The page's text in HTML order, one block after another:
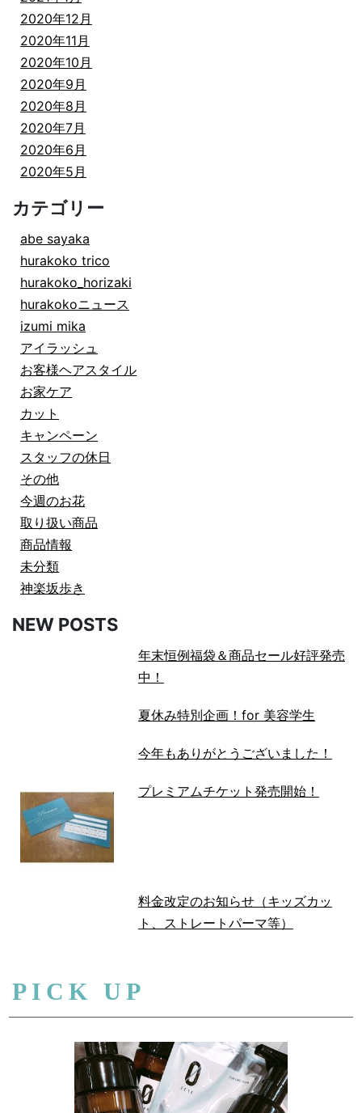
2020年12月
2020年11月
2020年10月
2020年9月
2020年8月
2020年7月
2020年6月
2020年5月
カテゴリー
abe sayaka
hurakoko trico
hurakoko_horizaki
hurakokoニュース
izumi mika
アイラッシュ
お客様ヘアスタイル
お家ケア
カット
キャンペーン
スタッフの休日
その他
今週のお花
取り扱い商品
商品情報
未分類
神楽坂歩き
NEW POSTS
年末恒例福袋＆商品セール好評発売
中！
夏休み特別企画！for 美容学生
今年もありがとうございました！
プレミアムチケット発売開始！
料金改定のお知らせ（キッズカッ
ト、ストレートパーマ等）
PICK UP